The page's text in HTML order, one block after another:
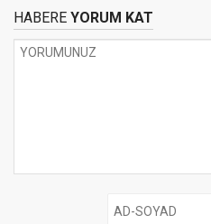
HABERE YORUM KAT